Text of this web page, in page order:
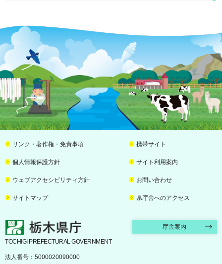
リンク・著作権・免責事項 携帯サイト
個人情報保護方針 サイト利用案内
ウェブアクセシビリティ方針 お問い合わせ
サイトマップ 県庁舎へのアクセス
栃木県庁 庁舎案内
TOCHIGI PREFECTURAL GOVERNMENT
法人番号：5000020090000